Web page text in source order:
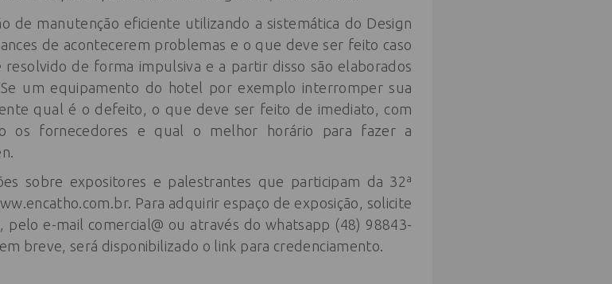
de manutenção eficiente utilizando a sistemática do Design
de acontecerem problemas e o que deve ser feito caso
de forma impulsiva e a partir disso são elaborados
um equipamento do hotel por exemplo interromper sua
qual é o defeito, o que deve ser feito de imediato, com
os fornecedores e qual o melhor horário para fazer a
sobre expositores e palestrantes que participam da 32ª
Para adquirir espaço de exposição, solicite
e-mail comercial@ ou através do whatsapp (48) 98843-
breve, será disponibilizado o link para credenciamento.